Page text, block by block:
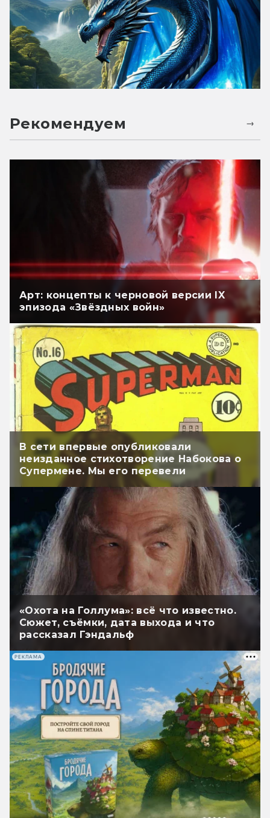
Рекомендуем
Арт: концепты к черновой версии IX
эпизода «Звёздных войн»
В сети впервые опубликовали
неизданное стихотворение Набокова о
Супермене. Мы его перевели
«Охота на Голлума»: всё что известно.
Сюжет, съёмки, дата выхода и что
рассказал Гэндальф
РЕКЛАМА